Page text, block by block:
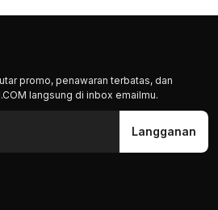
promo, penawaran terbatas, dan
langsung di inbox emailmu.
Langganan